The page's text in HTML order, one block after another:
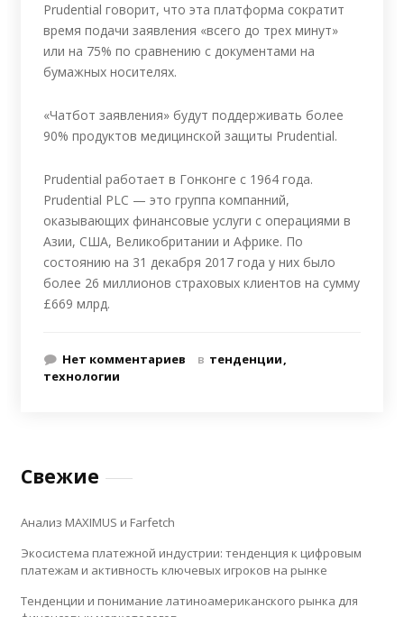
Prudential говорит, что эта платформа сократит
время подачи заявления «всего до трех минут»
или на 75% по сравнению с документами на
бумажных носителях.
«Чатбот заявления» будут поддерживать более
90% продуктов медицинской защиты Prudential.
Prudential работает в Гонконге с 1964 года.
Prudential PLC — это группа компанний,
оказывающих финансовые услуги с операциями в
Азии, США, Великобритании и Африке. По
состоянию на 31 декабря 2017 года у них было
более 26 миллионов страховых клиентов на сумму
£669 млрд.
Нет комментариев в тенденции
технологии
Свежие
Анализ MAXIMUS и Farfetch
Экосистема платежной индустрии: тенденция к цифровым
платежам и активность ключевых игроков на рынке
Тенденции и понимание латиноамериканского рынка для